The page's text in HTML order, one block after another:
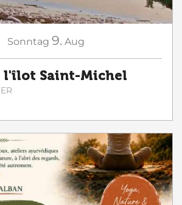
Sonntag 9. Aug
l'îlot Saint-Michel